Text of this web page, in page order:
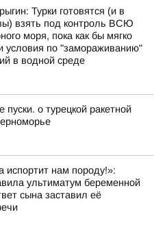
Турки готовятся (и в
взять под контроль ВСЮ
моря, пока как бы мягко
условия по "замораживанию"
в водной среде
пуски. о турецкой ракетной
испортит нам породу!»:
ультиматум беременной
сына заставил её